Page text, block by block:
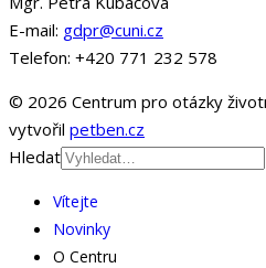
E-mail: gdpr@cuni.cz
Telefon: +420 771 232 578
© 2026 Centrum pro otázky
vytvořil petben.cz
Hledat
Vítejte
Novinky
O Centru